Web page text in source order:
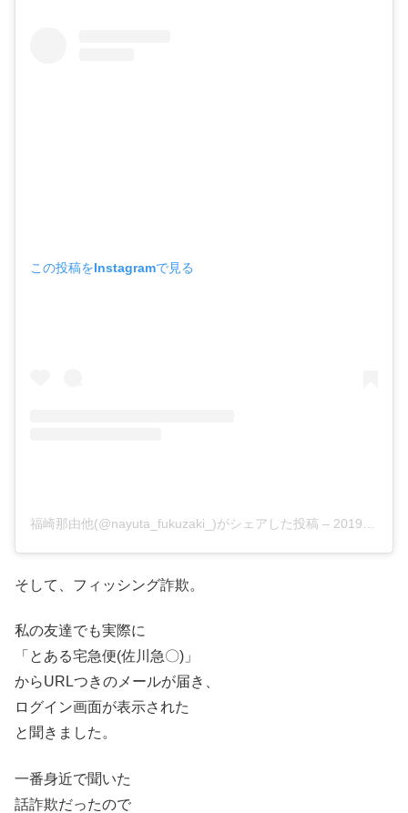
この投稿をInstagramで見る
福崎那由他(@nayuta_fukuzaki_)がシェアした投稿 – 2019年11月月7日午後7時52分PST
そして、フィッシング詐欺。
私の友達でも実際に
「とある宅急便(佐川急〇)」
からURLつきのメールが届き、
ログイン画面が表示された
と聞きました。
一番身近で聞いた
話詐欺だったので